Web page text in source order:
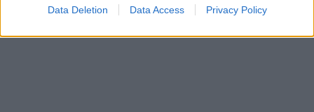
Data Deletion Data Access Privacy Policy